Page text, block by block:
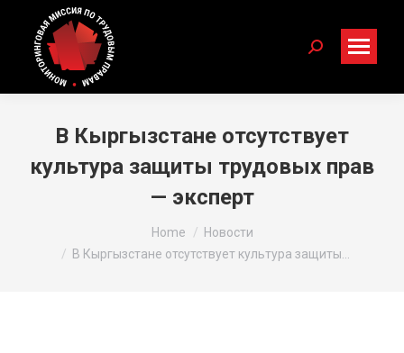
Search:
В Кыргызстане отсутствует
культура защиты трудовых прав
— эксперт
Home
Новости
В Кыргызстане отсутствует культура защиты…